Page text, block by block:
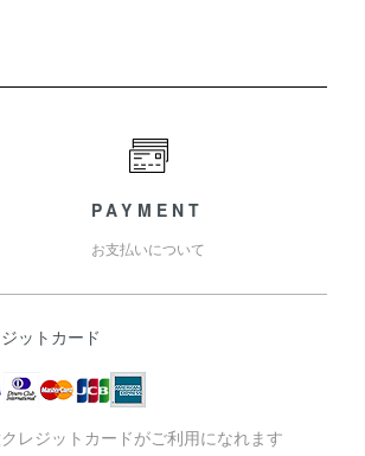
PAYMENT
お支払いについて
ットカード
レジットカードがご利用になれます